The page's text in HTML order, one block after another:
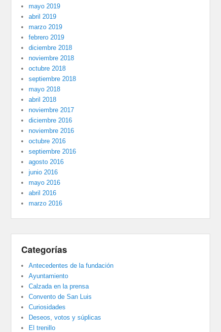
mayo 2019
abril 2019
marzo 2019
febrero 2019
diciembre 2018
noviembre 2018
octubre 2018
septiembre 2018
mayo 2018
abril 2018
noviembre 2017
diciembre 2016
noviembre 2016
octubre 2016
septiembre 2016
agosto 2016
junio 2016
mayo 2016
abril 2016
marzo 2016
Categorías
Antecedentes de la fundación
Ayuntamiento
Calzada en la prensa
Convento de San Luis
Curiosidades
Deseos, votos y súplicas
El trenillo